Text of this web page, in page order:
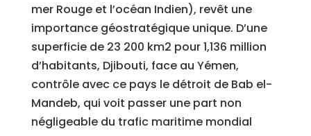
mer Rouge et l’océan Indien), revêt une
importance géostratégique unique. D’une
superficie de 23 200 km2 pour 1,136 million
d’habitants, Djibouti, face au Yémen,
contrôle avec ce pays le détroit de Bab el-
Mandeb, qui voit passer une part non
négligeable du trafic maritime mondial